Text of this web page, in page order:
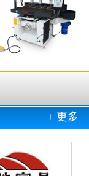
+ 更多